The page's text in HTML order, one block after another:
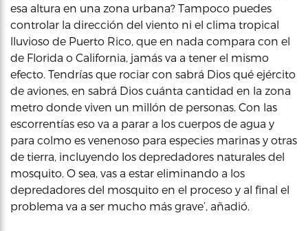
esa altura en una zona urbana? Tampoco puedes
controlar la dirección del viento ni el clima tropical
lluvioso de Puerto Rico, que en nada compara con el
de Florida o California, jamás va a tener el mismo
efecto. Tendrías que rociar con sabrá Dios qué ejército
de aviones, en sabrá Dios cuánta cantidad en la zona
metro donde viven un millón de personas. Con las
escorrentías eso va a parar a los cuerpos de agua y
para colmo es venenoso para especies marinas y otras
de tierra, incluyendo los depredadores naturales del
mosquito. O sea, vas a estar eliminando a los
depredadores del mosquito en el proceso y al final el
problema va a ser mucho más grave’, añadió.